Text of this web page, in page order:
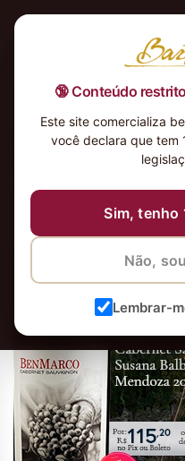
🔞 Conteúdo
Este site comercializa
você declara que tem
Sim, tenho
Não,
Lembrar-
BannerMobile-